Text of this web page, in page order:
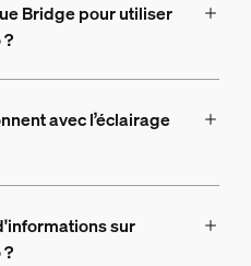
Bridge pour utiliser
avec l’éclairage
sur